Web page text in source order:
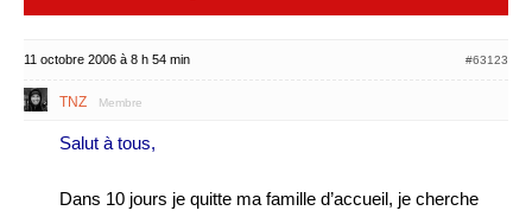
11 octobre 2006 à 8 h 54 min #63123
TNZ Membre
Salut à tous,
Dans 10 jours je quitte ma famille d’accueil, je cherche